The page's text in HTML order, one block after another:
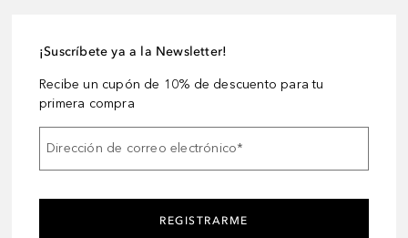
¡Suscríbete ya a la Newsletter!
Recibe un cupón de 10% de descuento para tu
primera compra
Dirección de correo electrónico*
REGISTRARME